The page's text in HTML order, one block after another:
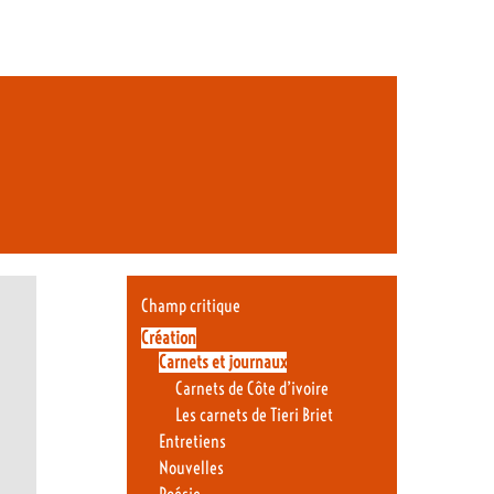
Champ critique
Création
Carnets et journaux
Carnets de Côte d’ivoire
Les carnets de Tieri Briet
Entretiens
Nouvelles